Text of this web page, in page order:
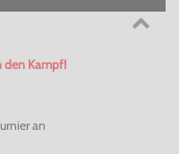
den Kampf!
an